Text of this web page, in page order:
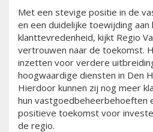
Met een stevige positie in de
en een duidelijke toewijding aan
klanttevredenheid, kijkt Regio
vertrouwen naar de toekomst.
inzetten voor verdere
hoogwaardige diensten in Den
Hierdoor kunnen zij nog meer
hun vastgoedbeheerbehoeften
positieve toekomst voor
de regio.